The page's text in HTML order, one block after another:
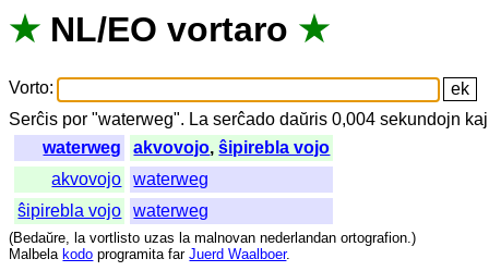
★ NL/EO vortaro ★
Vorto:
Serĉis por "waterweg". La serĉado daŭris 0,004sekundojn kaj
waterweg
akvovojo,ŝipirebla vojo
akvovojo
waterweg
ŝipirebla vojo
waterweg
(Bedaŭre, la vortlisto uzas la malnovan nederlandan ortografion.)
Malbela kodo programita far Juerd Waalboer.